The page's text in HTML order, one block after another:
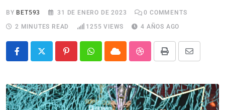
BY BET593 31 DE ENERO DE 2023 0 COMMENTS
2 MINUTES READ
1255 VIEWS 4 AÑOS AGO